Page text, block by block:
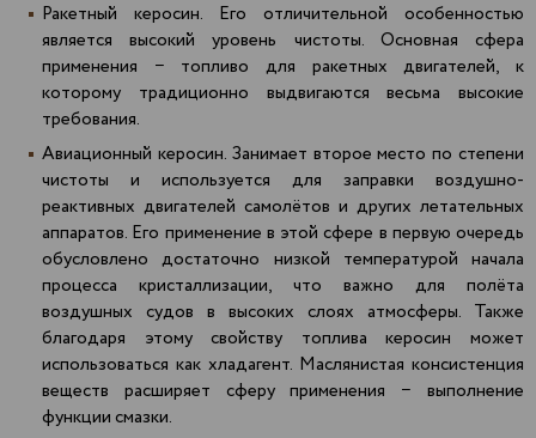
Ракетный керосин. Его отличительной особенностью
является высокий уровень чистоты. Основная сфера
применения − топливо для ракетных двигателей, к
которому традиционно выдвигаются весьма высокие
требования.
Авиационный керосин. Занимает второе место по степени
чистоты и используется для заправки воздушно-
реактивных двигателей самолётов и других летательных
аппаратов. Его применение в этой сфере в первую очередь
обусловлено достаточно низкой температурой начала
процесса кристаллизации, что важно для полёта
воздушных судов в высоких слоях атмосферы. Также
благодаря этому свойству топлива керосин может
использоваться как хладагент. Маслянистая консистенция
веществ расширяет сферу применения − выполнение
функции смазки.